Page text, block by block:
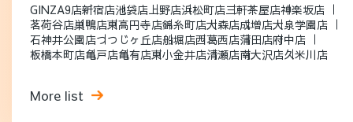
GINZA9店新宿店池袋店 上野店浜松町店三軒茶屋店神楽坂店
茗荷谷店巣鴨店東高円寺店錦糸町店大森店成増店大泉学園店
石神井公園店つつじヶ丘店船堀店西葛西店蒲田店府中店
板橋本町店亀戸店亀有店東小金井店清瀬店南大沢店久米川店
More list